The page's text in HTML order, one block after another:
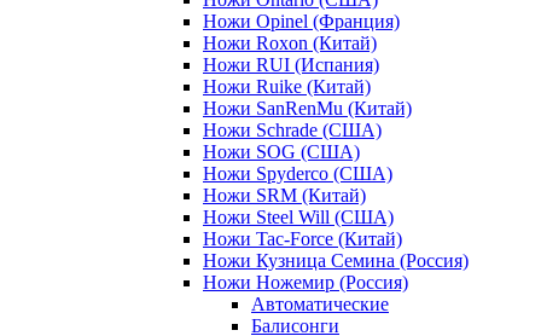
Ножи Opinel (Франция)
Ножи Roxon (Китай)
Ножи RUI (Испания)
Ножи Ruike (Китай)
Ножи SanRenMu (Китай)
Ножи Schrade (США)
Ножи SOG (США)
Ножи Spyderco (США)
Ножи SRM (Китай)
Ножи Steel Will (США)
Ножи Tac-Force (Китай)
Ножи Кузница Семина (Россия)
Ножи Ножемир (Россия)
Автоматические
Балисонги